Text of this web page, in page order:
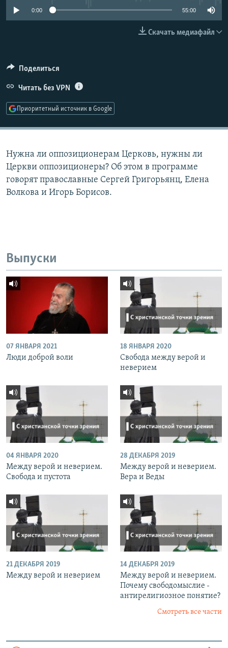
РАСПИСАНИЕ ВЕЩАНИЯ
0:00 55:00
Скачать медиафайл
Поделиться
Читать без VPN
Приоритетный источник в Google
Нужна ли оппозиционерам Церковь, нужны ли
Церкви оппозиционеры? Об этом в программе
говорят православные Сергей Григорьянц, Елена
Волкова и Игорь Борисов.
Выпуски
07 ЯНВАРЯ 2021
Люди доброй воли
18 ЯНВАРЯ 2020
Свобода между верой и
неверием
04 ЯНВАРЯ 2020
Между верой и неверием.
Свобода и пустота
28 ДЕКАБРЯ 2019
Между верой и неверием.
Вера и Веды
21 ДЕКАБРЯ 2019
Между верой и неверием
14 ДЕКАБРЯ 2019
Между верой и неверием.
Почему свободомыслие -
антирелигиозное понятие?
Смотреть все части